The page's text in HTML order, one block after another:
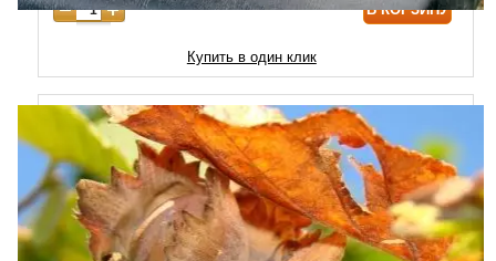
В КОРЗИНУ
Купить в один клик
Облепиха Янтарная